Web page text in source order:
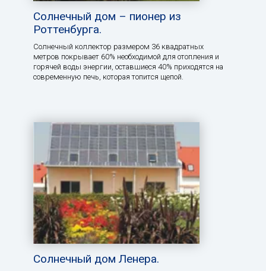
Солнечный дом – пионер из
Роттенбурга.
Солнечный коллектор размером 36 квадратных
метров покрывает 60% необходимой для отопления и
горячей воды энергии, оставшиеся 40% приходятся на
современную печь, которая топится щепой.
Солнечный дом Ленера.